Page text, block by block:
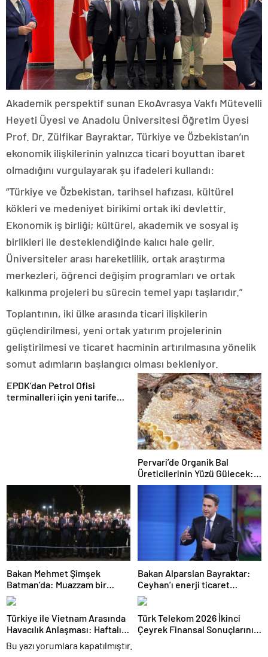
Akademik perspektif sunan EkoAvrasya Vakfı Mütevelli
Heyeti Üyesi ve Anadolu Üniversitesi Öğretim Üyesi
Prof. Dr. Zülfikar Bayraktar, Türkiye ve Özbekistan’ın
ekonomik ilişkilerinin yalnızca ticari boyuttan ibaret
olmadığını vurgulayarak şu ifadeleri kullandı:
“Türkiye ve Özbekistan, tarihsel hafızası, kültürel
kökleri ve medeniyet birikimi ortak iki devlettir.
Ekonomik iş birliği; kültürel, akademik ve sosyal iş
birlikleri ile desteklendiğinde kalıcı hale gelir.
Üniversiteler arası hareketlilik, ortak araştırma
merkezleri, öğrenci değişim programları ve ortak
kalkınma projeleri bu sürecin temel yapı taşlarıdır.”
Toplantının, iki ülke arasında ticari ilişkilerin
güçlendirilmesi, yeni ortak yatırım projelerinin
geliştirilmesi ve ticaret hacminin artırılmasına yönelik
somut adımların başlangıcı olması bekleniyor.
EPDK’dan Petrol Ofisi
terminalleri için yeni tarife
Pervari’de Organik Bal
Üreticilerinin Yüzü Gülecek:
Bu Yıl Rekolte İyi Seviyede
Bakan Mehmet Şimşek
Batman’da: Muazzam bir
hizmet fırtınası var
Bakan Alparslan Bayraktar:
Ceyhan’ı enerji ticaret
merkezi yapacağız
Türkiye ile Vietnam Arasında
Havacılık Anlaşması: Haftalık
Sefer Sayısı 42’ye Yükseldi
Türk Telekom 2026 İkinci
Çeyrek Finansal Sonuçlarını
Bu yazı yorumlara kapatılmıştır.